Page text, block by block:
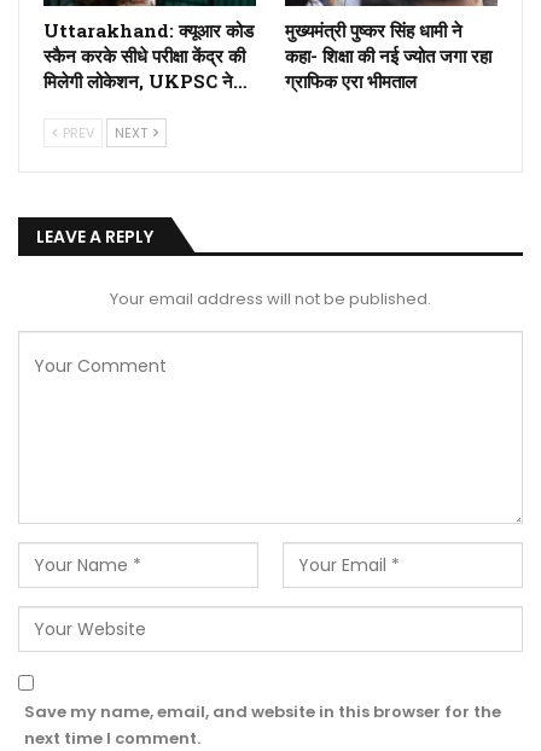
Uttarakhand: क्यूआर कोड
स्कैन करके सीधे परीक्षा केंद्र की
मिलेगी लोकेशन, UKPSC ने…
मुख्यमंत्री पुष्कर सिंह धामी ने
कहा- शिक्षा की नई ज्योत जगा रहा
ग्राफिक एरा भीमताल
PREV NEXT
LEAVE A REPLY
Your email address will not be published.
Save my name, email, and website in this browser for the
next time I comment.